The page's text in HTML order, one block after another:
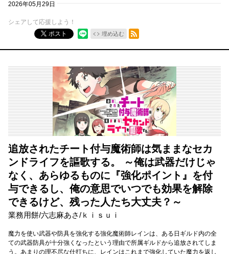
2026年05月29日
シェアして応援しよう！
ポスト
埋め込む
RSSフィード
追放されたチート付与魔術師は気ままなセカ
ンドライフを謳歌する。 ～俺は武器だけじゃ
なく、あらゆるものに『強化ポイント』を付
与できるし、俺の意思でいつでも効果を解除
できるけど、残った人たち大丈夫？～
業務用餅/六志麻あさ/ ｋｉｓｕｉ
魔力を使い武器や防具を強化する強化魔術師レインは、ある日ギルド内の全
ての武器防具が十分強くなったという理由で所属ギルドから追放されてしま
う。あまりの理不尽な仕打ちに、レインはこれまで強化していた魔力を返し